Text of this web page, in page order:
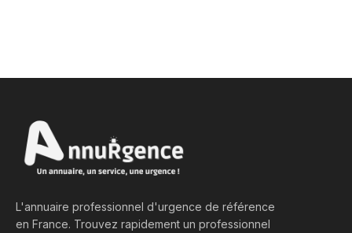
L'annuaire professionnel d'urgence de référence
en France. Trouvez rapidement un professionnel